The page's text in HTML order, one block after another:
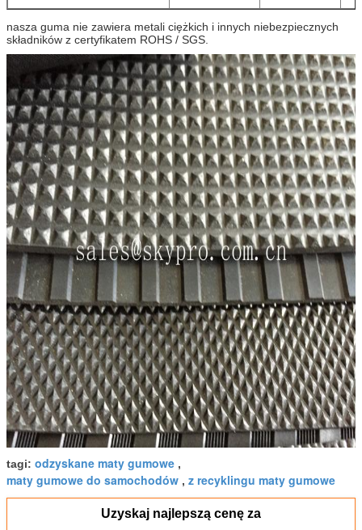
nasza guma nie zawiera metali ciężkich i innych niebezpiecznych
składników z certyfikatem ROHS / SGS.
tagi: odzyskane maty gumowe ,
maty gumowe do samochodów , z recyklingu maty gumowe
Uzyskaj najlepszą cenę za